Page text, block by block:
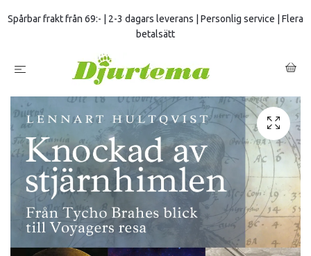
Spårbar frakt från 69:- | 2-3 dagars leverans | Personlig service | Flera
betalsätt